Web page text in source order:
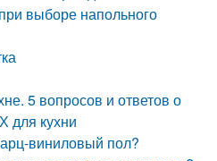
выборе напольного
5 вопросов и ответов о
для кухни
виниловый пол?